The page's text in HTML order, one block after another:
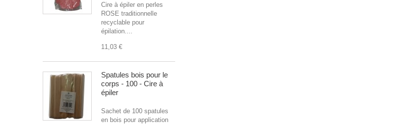
Cire à épiler en perles
ROSE traditionnelle
recyclable pour
épilation....
11,03 €
Spatules bois pour le
corps - 100 - Cire à
épiler
Sachet de 100 spatules
en bois pour application